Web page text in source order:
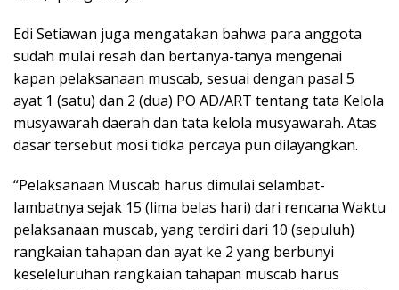
Edi Setiawan juga mengatakan bahwa para anggota
sudah mulai resah dan bertanya-tanya mengenai
kapan pelaksanaan muscab, sesuai dengan pasal 5
ayat 1 (satu) dan 2 (dua) PO AD/ART tentang tata Kelola
musyawarah daerah dan tata kelola musyawarah. Atas
dasar tersebut mosi tidka percaya pun dilayangkan.
“Pelaksanaan Muscab harus dimulai selambat-
lambatnya sejak 15 (lima belas hari) dari rencana Waktu
pelaksanaan muscab, yang terdiri dari 10 (sepuluh)
rangkaian tahapan dan ayat ke 2 yang berbunyi
keseleluruhan rangkaian tahapan muscab harus